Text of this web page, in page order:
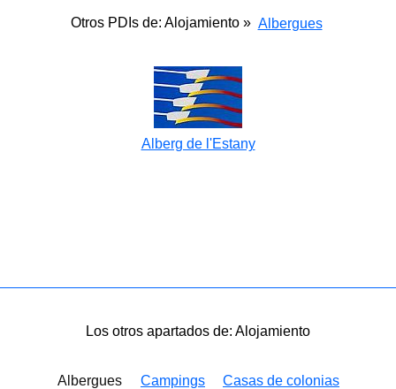
Otros PDIs de: Alojamiento » Albergues
Alberg de l'Estany
Los otros apartados de: Alojamiento
Albergues Campings Casas de colonias